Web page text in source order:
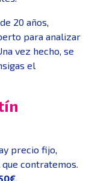
20 años,
para analizar
vez hecho, se
el
precio fijo,
contratemos.